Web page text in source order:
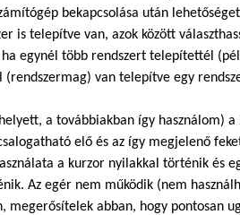
bekapcsolása után
is telepítve van, azok között
egynél több rendszert telepítettél
(rendszermag) van telepítve egy
a továbbiakban így használom)
elő és az így megjelenő
a kurzor nyilakkal történik és
Az egér nem működik (nem
megerősítelek abban, hogy pontosan